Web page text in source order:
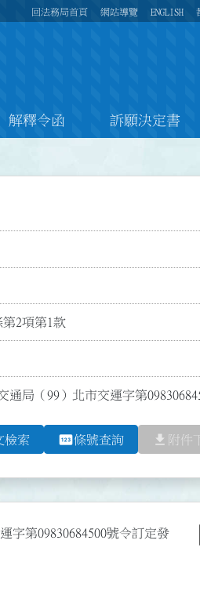
回法務局首頁 網站導覽 ENGLISH
解釋令函 訴願決定書
2項第1款
通局（99）北市交運字第
檢索 pin條號查詢 file_download 附件
字第09830684500號令訂定發